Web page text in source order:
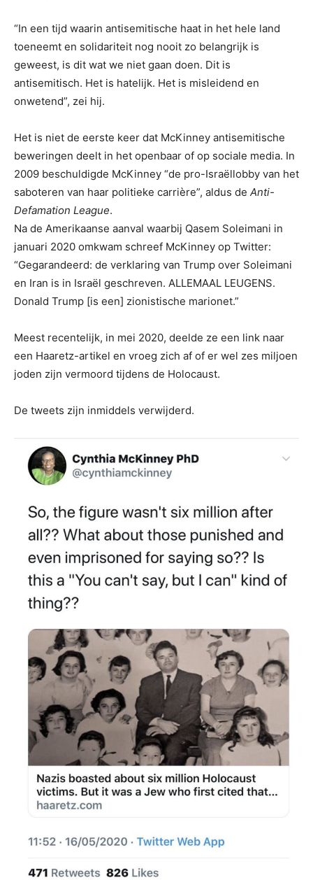
“In een tijd waarin antisemitische haat in het hele land
toeneemt en solidariteit nog nooit zo belangrijk is
geweest, is dit wat we niet gaan doen. Dit is
antisemitisch. Het is hatelijk. Het is misleidend en
onwetend”, zei hij.
Het is niet de eerste keer dat McKinney antisemitische
beweringen deelt in het openbaar of op sociale media. In
2009 beschuldigde McKinney “de pro-Israëllobby van het
saboteren van haar politieke carrière”, aldus de Anti-
Defamation League.
Na de Amerikaanse aanval waarbij Qasem Soleimani in
januari 2020 omkwam schreef McKinney op Twitter:
“Gegarandeerd: de verklaring van Trump over Soleimani
en Iran is in Israël geschreven. ALLEMAAL LEUGENS.
Donald Trump [is een] zionistische marionet.”
Meest recentelijk, in mei 2020, deelde ze een link naar
een Haaretz-artikel en vroeg zich af of er wel zes miljoen
joden zijn vermoord tijdens de Holocaust.
De tweets zijn inmiddels verwijderd.